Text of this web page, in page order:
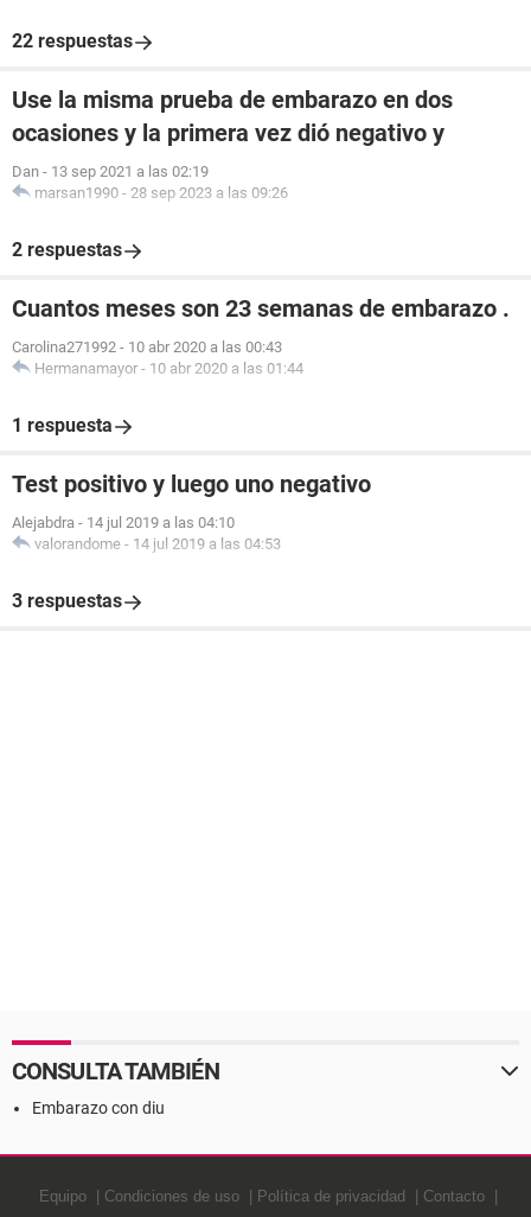
22 respuestas
Use la misma prueba de embarazo en dos
ocasiones y la primera vez dió negativo y
Dan - 13 sep 2021 a las 02:19
marsan1990 - 28 sep 2023 a las 09:26
2 respuestas
Cuantos meses son 23 semanas de embarazo .
Carolina271992 - 10 abr 2020 a las 00:43
Hermanamayor - 10 abr 2020 a las 01:44
1 respuesta
Test positivo y luego uno negativo
Alejabdra - 14 jul 2019 a las 04:10
valorandome - 14 jul 2019 a las 04:53
3 respuestas
CONSULTA TAMBIÉN
Embarazo con diu
Equipo Condiciones de uso Política de privacidad Contacto